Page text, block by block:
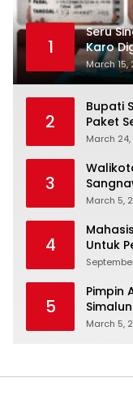
1
Seru
Karo
Saat
March 15,
2
Bupati
Paket
Korban
March
3
March 5,
4
Untuk
5
Pimpin
Ajak
March 5,